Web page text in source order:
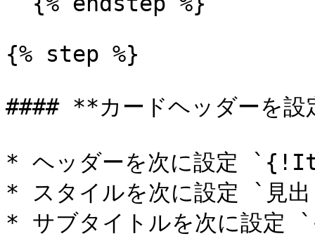
{% step %}
#### **カードヘッダーを
* ヘッダーを次に設定
* スタイルを次に設定 `見
* サブタイトルを次に設